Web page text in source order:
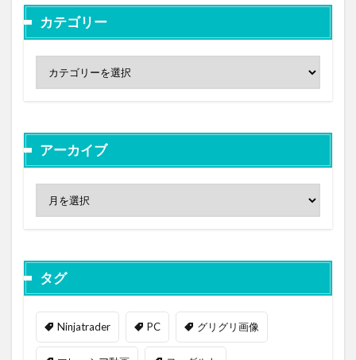
カテゴリー
アーカイブ
タグ
Ninjatrader PC グリグリ画像